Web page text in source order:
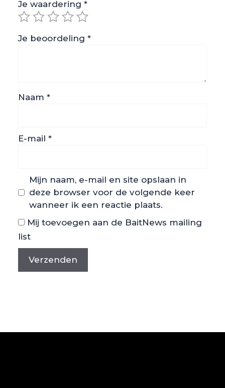
Je waardering *
Je beoordeling *
Naam *
E-mail *
Mijn naam, e-mail en site opslaan in
deze browser voor de volgende keer
wanneer ik een reactie plaats.
Mij toevoegen aan de BaitNews mailing
list